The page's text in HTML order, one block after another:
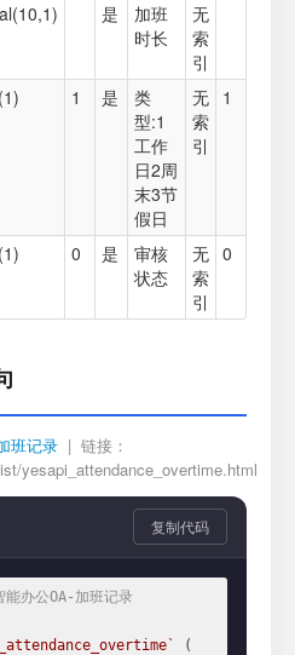
是
加班
时长
无
索
引
1 是
类
型:1
工作
日2周
末3节
假日
无
索
引
1
0 是
审核
状态
无
索
引
0
班记录 | 链接：
yesapi_attendance_overtime.html
复制代码
办公OA-加班记录
(